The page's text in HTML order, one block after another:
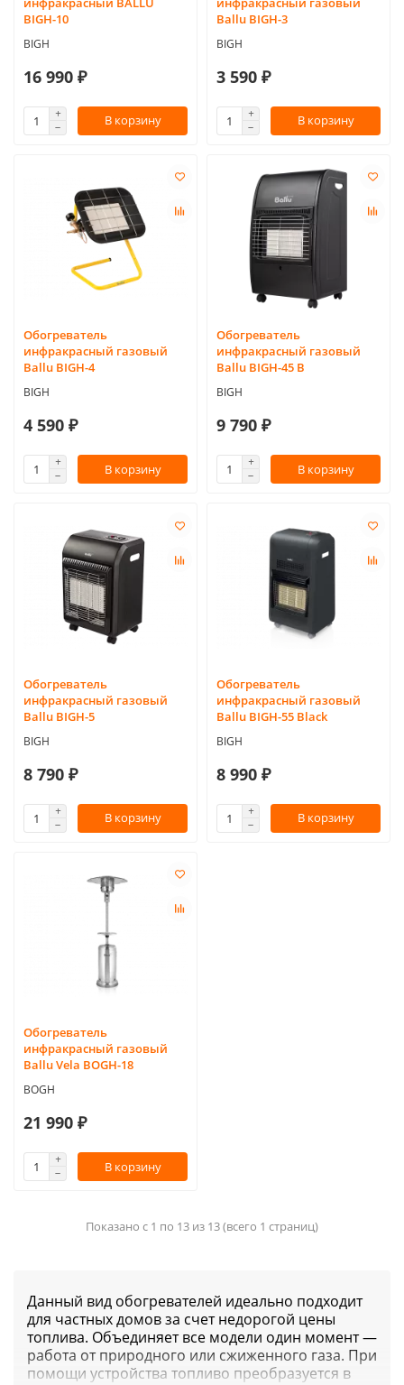
BIGH-10
BIGH
16 990 ₽
В корзину
Ballu BIGH-3
BIGH
3 590 ₽
В корзину
Обогреватель
инфракрасный газовый
Ballu BIGH-4
BIGH
4 590 ₽
В корзину
Обогреватель
инфракрасный газовый
Ballu BIGH-45 B
BIGH
9 790 ₽
В корзину
Обогреватель
инфракрасный газовый
Ballu BIGH-5
BIGH
8 790 ₽
В корзину
Обогреватель
инфракрасный газовый
Ballu BIGH-55 Black
BIGH
8 990 ₽
В корзину
Обогреватель
инфракрасный газовый
Ballu Vela BOGH-18
BOGH
21 990 ₽
В корзину
Показано с 1 по 13 из 13 (всего 1 страниц)
Данный вид обогревателей идеально подходит
для частных домов за счет недорогой цены
топлива. Объединяет все модели один момент —
работа от природного или сжиженного газа. При
помощи устройства топливо преобразуется в